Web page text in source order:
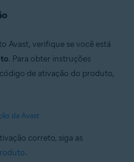
Avast, verifique se você está
. Para obter instruções
de ativação do produto,
da Avast
correto, siga as
.